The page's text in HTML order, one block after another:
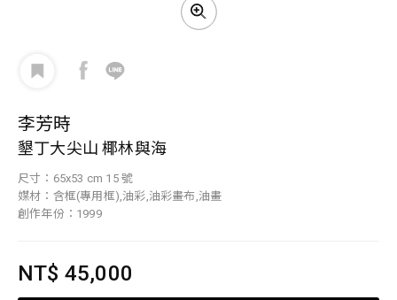
李芳時
墾丁大尖山 椰林與海
尺寸：65x53 cm 15 號
媒材：含框(專用框),油彩,油彩畫布,油畫
創作年份：1999
NT$ 45,000